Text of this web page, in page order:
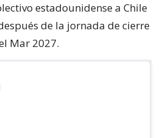
estadounidense a Chile
de la jornada de cierre
Mar 2027.